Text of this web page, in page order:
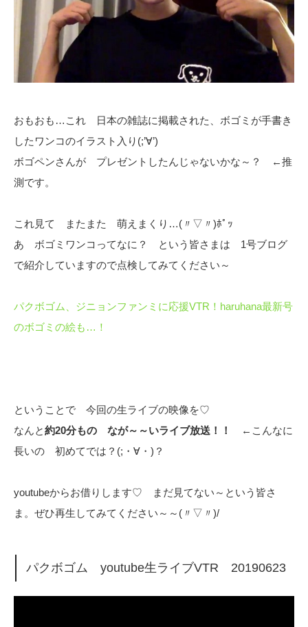
おもおも…これ 日本の雑誌に掲載された、ボゴミが手書き
したワンコのイラスト入り(;’∀’)
ボゴペンさんが プレゼントしたんじゃないかな～？ ←推
測です。
これ見て またまた 萌えまくり…(〃▽〃)ﾎﾟｯ
あ ボゴミワンコってなに？ という皆さまは 1号ブログ
で紹介していますので点検してみてください～
パクボゴム、ジニョンファンミに応援VTR！haruhana最新号
のボゴミの絵も…！
ということで 今回の生ライブの映像を♡
なんと約20分もの なが～～いライブ放送！！
←こんなに
長いの 初めてでは？(;・∀・)？
youtubeからお借りします♡ まだ見てない～という皆さ
ま。ぜひ再生してみてください～～(〃▽〃)/
パクボゴム youtube生ライブVTR 20190623